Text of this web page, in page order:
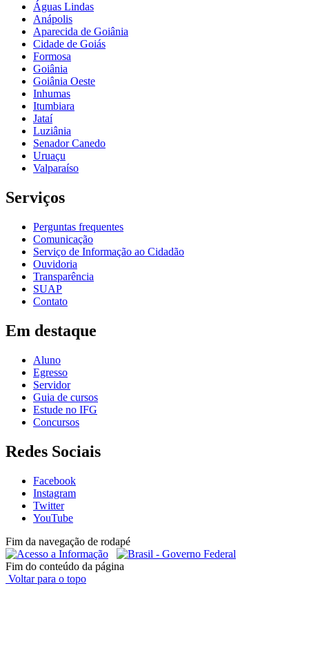
Águas Lindas
Anápolis
Aparecida de Goiânia
Cidade de Goiás
Formosa
Goiânia
Goiânia Oeste
Inhumas
Itumbiara
Jataí
Luziânia
Senador Canedo
Uruaçu
Valparaíso
Serviços
Perguntas frequentes
Comunicação
Serviço de Informação ao Cidadão
Ouvidoria
Transparência
SUAP
Contato
Em destaque
Aluno
Egresso
Servidor
Guia de cursos
Estude no IFG
Concursos
Redes Sociais
Facebook
Instagram
Twitter
YouTube
Fim da navegação de rodapé
Fim do conteúdo da página
Voltar para o topo